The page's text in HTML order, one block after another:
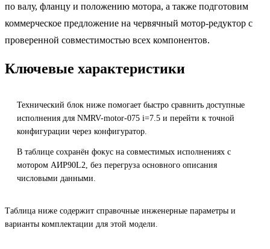
по валу, фланцу и положению мотора, а также подготовим
коммерческое предложение на червячный мотор-редуктор с
проверенной совместимостью всех компонентов.
Ключевые характеристики
Технический блок ниже помогает быстро сравнить доступные
исполнения для NMRV-motor-075 i=7.5 и перейти к точной
конфигурации через конфигуратор.
В таблице сохранён фокус на совместимых исполнениях с
мотором АИР90L2, без перегруза основного описания
числовыми данными.
Таблица ниже содержит справочные инженерные параметры и
варианты комплектации для этой модели.